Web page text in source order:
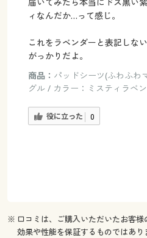
ィなんだか…って感じ。
これをラベンダーと表記しない
がっかりだよ。
商品： パッドシーツ(ふわふわ
グル / カラー：ミスティラベン
役に立った 0
※ 口コミは、ご購入いただいたお客
効果や性能を保証するものではあり